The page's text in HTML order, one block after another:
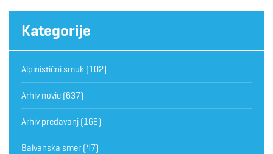
Kategorije
Alpinistični smuk (102)
Arhiv novic (637)
Arhiv predavanj (168)
Balvanska smer (47)